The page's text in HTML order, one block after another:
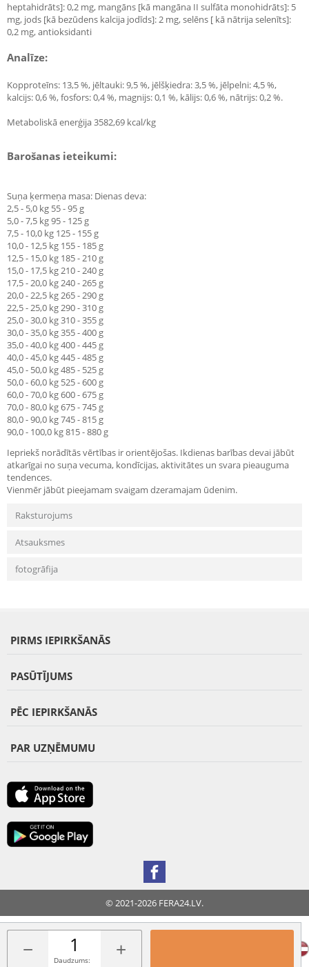
− +
Daudzums:
heptahidrāts]: 0,2 mg, mangāns [kā mangāna II sulfāta monohidrāts]: 5
mg, jods [kā bezūdens kalcija jodīds]: 2 mg, selēns [ kā nātrija selenīts]:
0,2 mg, antioksidanti
Analīze:
Kopproteīns: 13,5 %, jēltauki: 9,5 %, jēlšķiedra: 3,5 %, jēlpelni: 4,5 %,
kalcijs: 0,6 %, fosfors: 0,4 %, magnijs: 0,1 %, kālijs: 0,6 %, nātrijs: 0,2 %.
Metaboliskā enerģija 3582,69 kcal/kg
Barošanas ieteikumi:
Suņa ķermeņa masa: Dienas deva:
2,5 - 5,0 kg 55 - 95 g
5,0 - 7,5 kg 95 - 125 g
7,5 - 10,0 kg 125 - 155 g
10,0 - 12,5 kg 155 - 185 g
12,5 - 15,0 kg 185 - 210 g
15,0 - 17,5 kg 210 - 240 g
17,5 - 20,0 kg 240 - 265 g
20,0 - 22,5 kg 265 - 290 g
22,5 - 25,0 kg 290 - 310 g
25,0 - 30,0 kg 310 - 355 g
30,0 - 35,0 kg 355 - 400 g
35,0 - 40,0 kg 400 - 445 g
40,0 - 45,0 kg 445 - 485 g
45,0 - 50,0 kg 485 - 525 g
50,0 - 60,0 kg 525 - 600 g
60,0 - 70,0 kg 600 - 675 g
70,0 - 80,0 kg 675 - 745 g
80,0 - 90,0 kg 745 - 815 g
90,0 - 100,0 kg 815 - 880 g
Iepriekš norādītās vērtības ir orientējošas. Ikdienas barības devai jābūt
atkarīgai no suņa vecuma, kondīcijas, aktivitātes un svara pieauguma
tendences.
Vienmēr jābūt pieejamam svaigam dzeramajam ūdenim.
Raksturojums
Atsauksmes
fotogrāfija
PIRMS IEPIRKŠANĀS
PASŪTĪJUMS
PĒC IEPIRKŠANĀS
PAR UZŅĒMUMU
© 2021-2026 FERA24.LV.
FERA INTERNATIONAL: